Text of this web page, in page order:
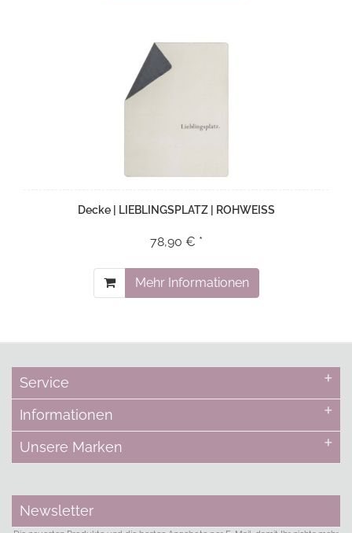
Decke | LIEBLINGSPLATZ | ROHWEISS
78,90 € *
Mehr Informationen
Service
Informationen
Unsere Marken
Newsletter